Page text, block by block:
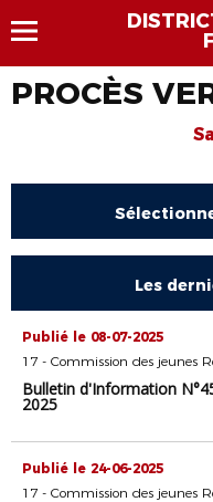
PROCÈS
Les
Publié le 08-07-2025
17 - Commission des jeunes
Bulletin d'Information
2025
Publié le 24-06-2025
17 - Commission des jeunes